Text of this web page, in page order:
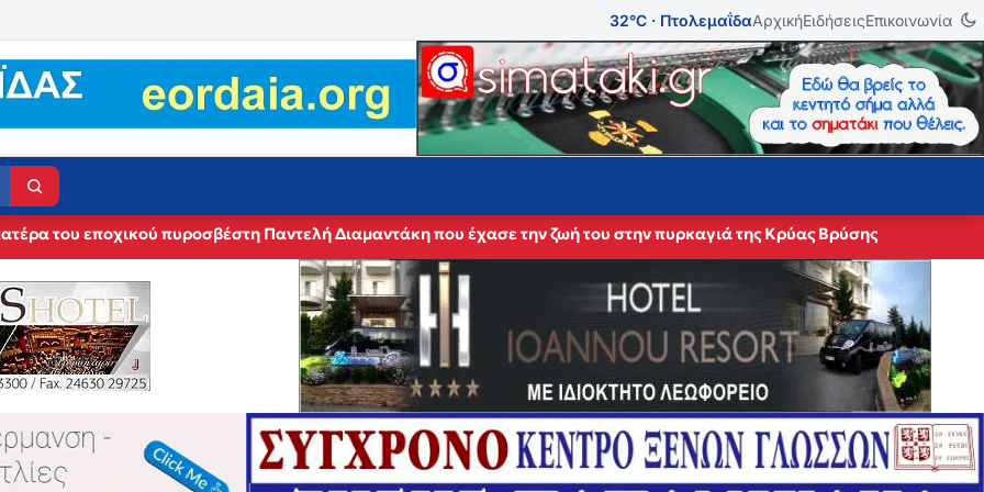
32°C · ΠτολεμαΐδαΑρχικήΕιδήσειςΕπικοινωνία
του εποχικού πυροσβέστη Παντελή Διαμαντάκη που έχασε την ζωή του στην πυρκαγιά της Κρύας Βρύσης